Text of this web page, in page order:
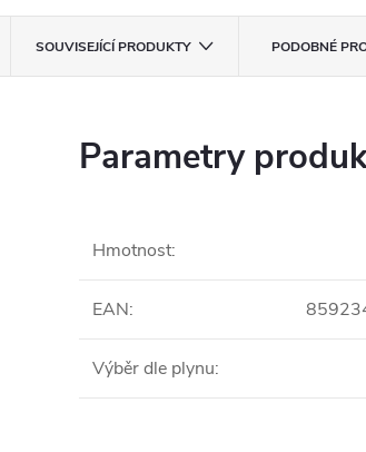
SOUVISEJÍCÍ PRODUKTY PODOBNÉ
Parametry
Hmotnost:
EAN:
Výběr dle plynu: